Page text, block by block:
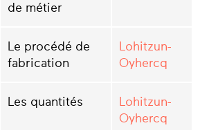
de métier
Le procédé de
fabrication
Lohitzun-
Oyhercq
Les quantités
Lohitzun-
Oyhercq